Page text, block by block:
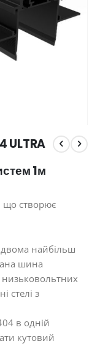
ULTRA
1м
що створює
найбільш
шина
стелі з
в одній
кутовий